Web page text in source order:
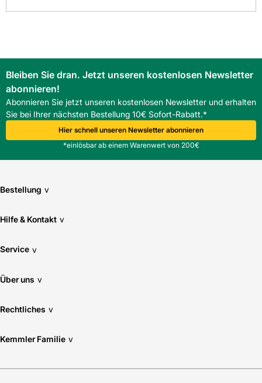
Bleiben Sie dran. Jetzt unseren kostenlosen Newsletter
abonnieren!
Abonnieren Sie jetzt unseren kostenlosen Newsletter und erhalten
Sie bei Ihrer nächsten Bestellung 10€ Sofort-Rabatt.*
Hier schnell unseren Newsletter abonnieren
*einlösbar ab einem Warenwert von 200€
Bestellung v
Hilfe & Kontakt v
Service v
Über uns v
Rechtliches v
Kemmler Familie v